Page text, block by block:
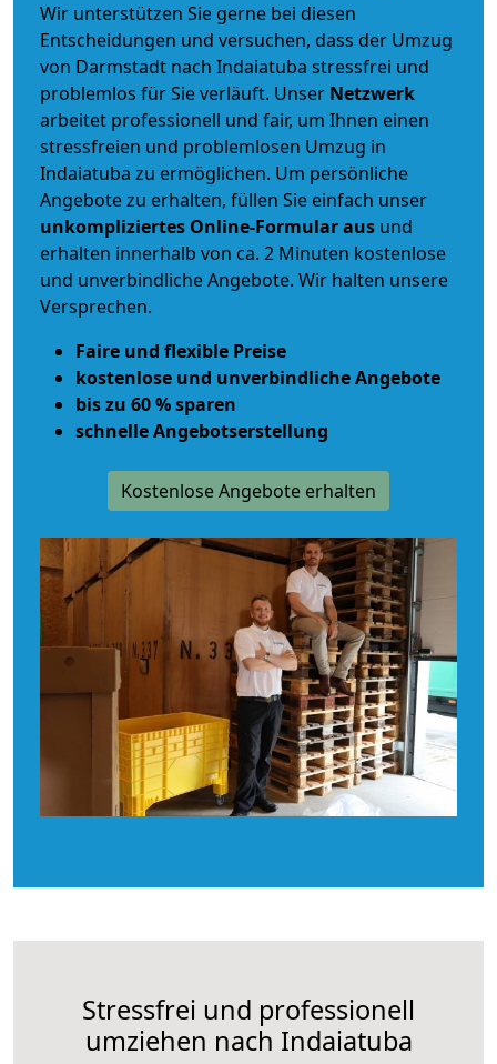
Wir unterstützen Sie gerne bei diesen
Entscheidungen und versuchen, dass der Umzug
von Darmstadt nach Indaiatuba stressfrei und
problemlos für Sie verläuft. Unser Netzwerk
arbeitet professionell und fair, um Ihnen einen
stressfreien und problemlosen Umzug in
Indaiatuba zu ermöglichen. Um persönliche
Angebote zu erhalten, füllen Sie einfach unser
unkompliziertes Online-Formular aus und
erhalten innerhalb von ca. 2 Minuten kostenlose
und unverbindliche Angebote. Wir halten unsere
Versprechen.
Faire und flexible Preise
kostenlose und unverbindliche Angebote
bis zu 60 % sparen
schnelle Angebotserstellung
Kostenlose Angebote erhalten
Stressfrei und professionell
umziehen nach Indaiatuba